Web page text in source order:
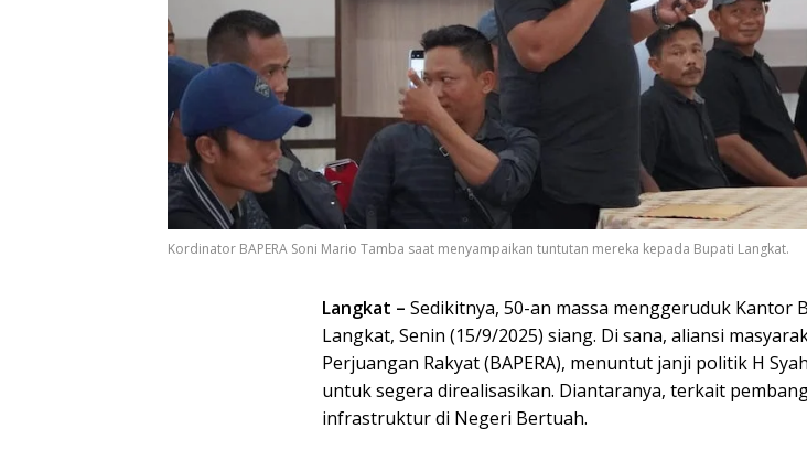
Kordinator BAPERA Soni Mario Tamba saat menyampaikan tuntutan mereka kepada Bupati Langkat.
Langkat – Sedikitnya, 50-an massa menggeruduk Kantor
Langkat, Senin (15/9/2025) siang. Di sana, aliansi
Perjuangan Rakyat (BAPERA), menuntut janji politik H
untuk segera direalisasikan. Diantaranya, terkait
infrastruktur di Negeri Bertuah.